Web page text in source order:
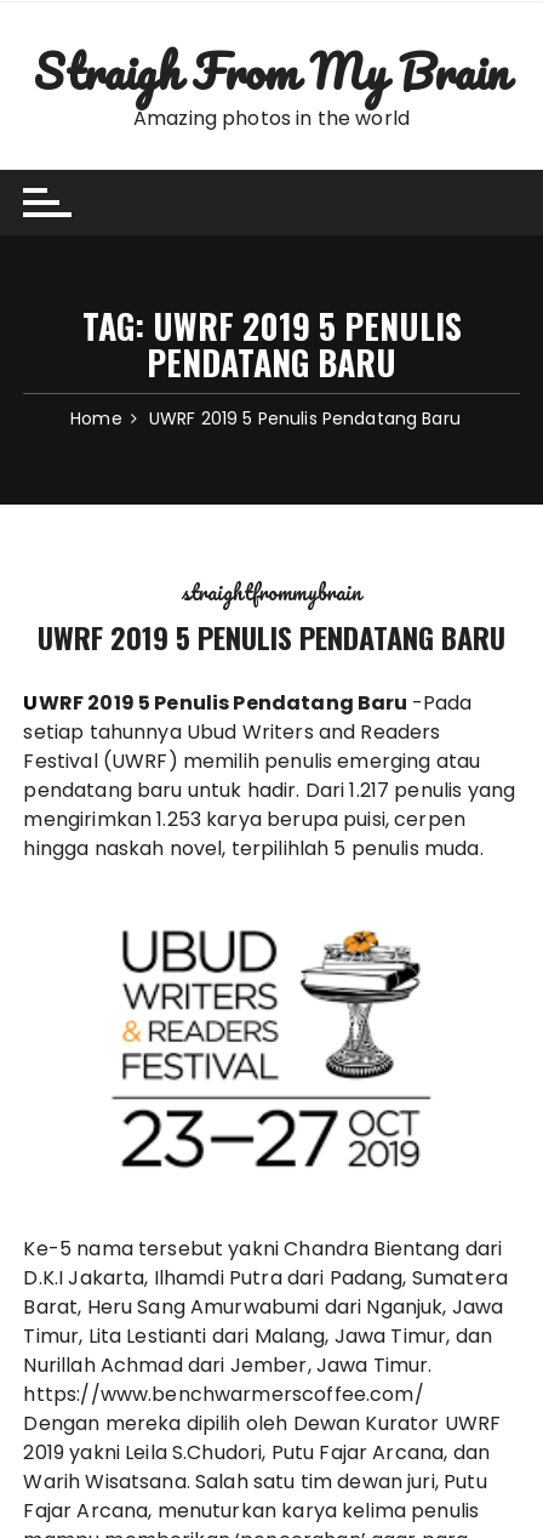
content
Straigh From My Brain
Amazing photos in the world
TAG: UWRF 2019 5 PENULIS
PENDATANG BARU
Home UWRF 2019 5 Penulis Pendatang Baru
straightfrommybrain
UWRF 2019 5 PENULIS PENDATANG BARU
UWRF 2019 5 Penulis Pendatang Baru -Pada
setiap tahunnya Ubud Writers and Readers
Festival (UWRF) memilih penulis emerging atau
pendatang baru untuk hadir. Dari 1.217 penulis yang
mengirimkan 1.253 karya berupa puisi, cerpen
hingga naskah novel, terpilihlah 5 penulis muda.
Ke-5 nama tersebut yakni Chandra Bientang dari
D.K.I Jakarta, Ilhamdi Putra dari Padang, Sumatera
Barat, Heru Sang Amurwabumi dari Nganjuk, Jawa
Timur, Lita Lestianti dari Malang, Jawa Timur, dan
Nurillah Achmad dari Jember, Jawa Timur.
https://www.benchwarmerscoffee.com/
Dengan mereka dipilih oleh Dewan Kurator UWRF
2019 yakni Leila S.Chudori, Putu Fajar Arcana, dan
Warih Wisatsana. Salah satu tim dewan juri, Putu
Fajar Arcana, menuturkan karya kelima penulis